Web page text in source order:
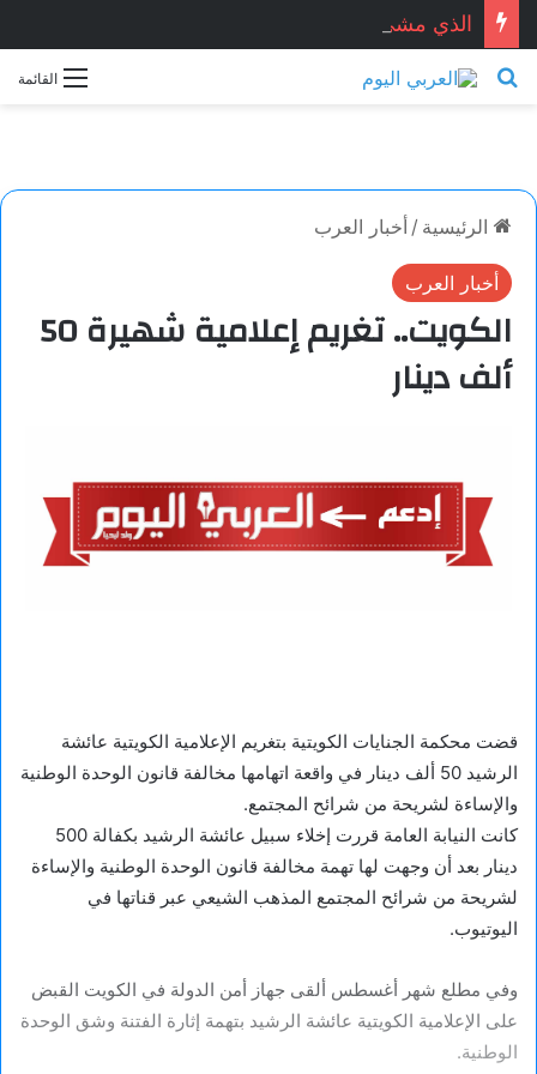
القائمة بحث عن
الرئيسية / أخبار العرب
أخبار العرب
الكويت.. تغريم إعلامية شهيرة 50
ألف دينار
‏قضت محكمة الجنايات الكويتية بتغريم الإعلامية الكويتية عائشة
الرشيد 50 ألف دينار في واقعة اتهامها مخالفة قانون الوحدة الوطنية
والإساءة لشريحة من شرائح المجتمع.
كانت النيابة العامة قررت إخلاء سبيل عائشة الرشيد بكفالة 500
دينار بعد أن وجهت لها تهمة مخالفة قانون الوحدة الوطنية والإساءة
لشريحة من شرائح المجتمع المذهب الشيعي عبر قناتها في
اليوتيوب.
وفي مطلع شهر أغسطس ألقى جهاز أمن الدولة في الكويت القبض
على الإعلامية الكويتية عائشة الرشيد بتهمة إثارة الفتنة وشق الوحدة
الوطنية.